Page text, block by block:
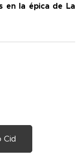
en la épica de La
Cid